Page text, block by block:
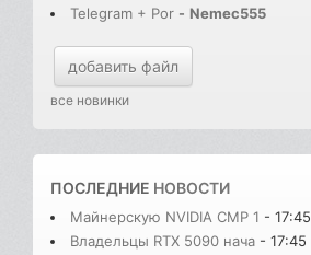
Telegram + Por - Nemec555
добавить файл
все новинки
ПОСЛЕДНИЕ НОВОСТИ
Майнерскую NVIDIA CMP 1 - 17:45
Владельцы RTX 5090 нача - 17:45